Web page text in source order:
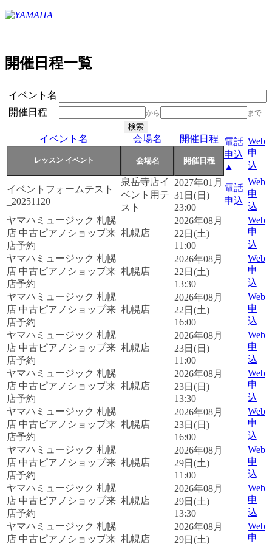
開催日程一覧
イベント名
開催日程
から まで
イベント名 会場名 開催日程
電話
申込
▲
Web
申
込
イベントフォームテスト
_20251120
泉岳寺店イ
ベント用テ
スト
2027年01月
31日(日)
23:00
電話
申込
Web
申
込
ヤマハミュージック 札幌
店 中古ピアノショップ来
店予約
札幌店
2026年08月
22日(土)
11:00
Web
申
込
ヤマハミュージック 札幌
店 中古ピアノショップ来
店予約
札幌店
2026年08月
22日(土)
13:30
Web
申
込
ヤマハミュージック 札幌
店 中古ピアノショップ来
店予約
札幌店
2026年08月
22日(土)
16:00
Web
申
込
ヤマハミュージック 札幌
店 中古ピアノショップ来
店予約
札幌店
2026年08月
23日(日)
11:00
Web
申
込
ヤマハミュージック 札幌
店 中古ピアノショップ来
店予約
札幌店
2026年08月
23日(日)
13:30
Web
申
込
ヤマハミュージック 札幌
店 中古ピアノショップ来
店予約
札幌店
2026年08月
23日(日)
16:00
Web
申
込
ヤマハミュージック 札幌
店 中古ピアノショップ来
店予約
札幌店
2026年08月
29日(土)
11:00
Web
申
込
ヤマハミュージック 札幌
店 中古ピアノショップ来
店予約
札幌店
2026年08月
29日(土)
13:30
Web
申
込
ヤマハミュージック 札幌
店 中古ピアノショップ来 札幌店
2026年08月
29日(土)
Web
申